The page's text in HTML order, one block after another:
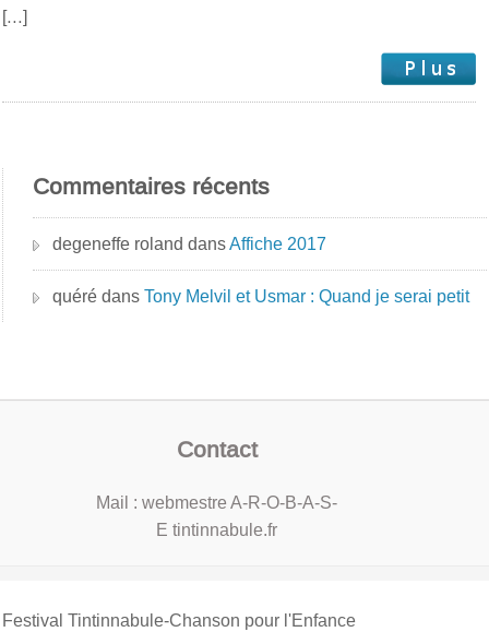
[…]
Commentaires récents
degeneffe roland dansAffiche 2017
quéré dansTony Melvil et Usmar : Quand je serai petit
Contact
Mail : webmestre A-R-O-B-A-S-
E tintinnabule.fr
Festival Tintinnabule-Chanson pour l'Enfance